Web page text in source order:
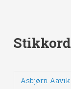
Stikkord
Asbjørn Aavik